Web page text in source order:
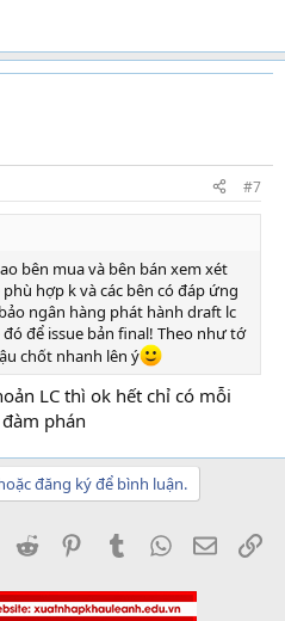
#7
bên mua và bên bán xem xét
hợp k và các bên có đáp ứng
ngân hàng phát hành draft lc
để issue bản final! Theo như tớ
chốt nhanh lên ý
LC thì ok hết chỉ có mỗi
phán
đăng ký để bình luận.
LinkedInReddit PinterestTumblrWhatsApp
Email